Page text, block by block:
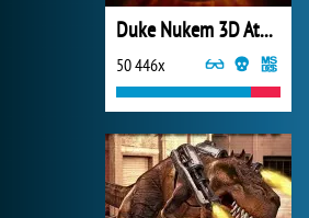
Duke Nukem 3D Atomic Edition
50 446x